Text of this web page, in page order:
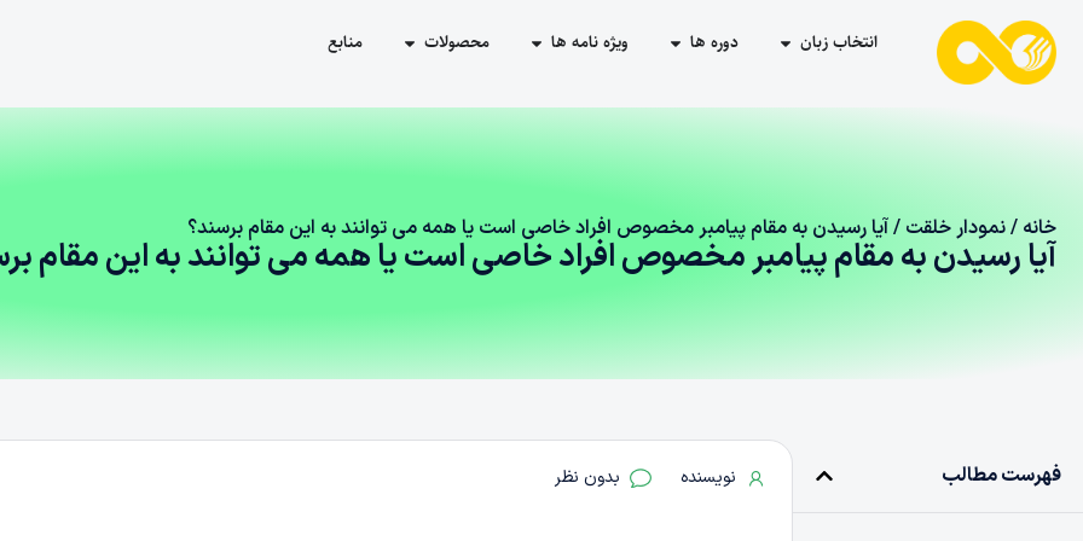
انتخاب زبان دوره ها ویژه نامه ها محصولات منابع
خانه /نمودار خلقت / آیا رسیدن به مقام پیامبر مخصوص افراد خاصی است یا همه می توانند به این مقام برسند؟
آیا رسیدن به مقام پیامبر مخصوص افراد خاصی است یا همه می توانند به این مقام
فهرست مطالب نویسنده بدون نظر